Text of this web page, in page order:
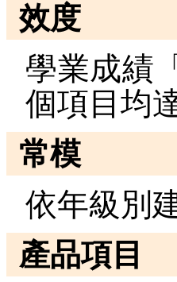
效度
學業成績
個項目均
常模
依年級別
產品項目